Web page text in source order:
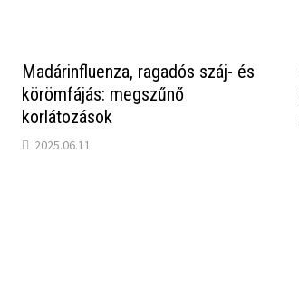
Madárinfluenza, ragadós száj- és
körömfájás: megszűnő
korlátozások
2025.06.11.